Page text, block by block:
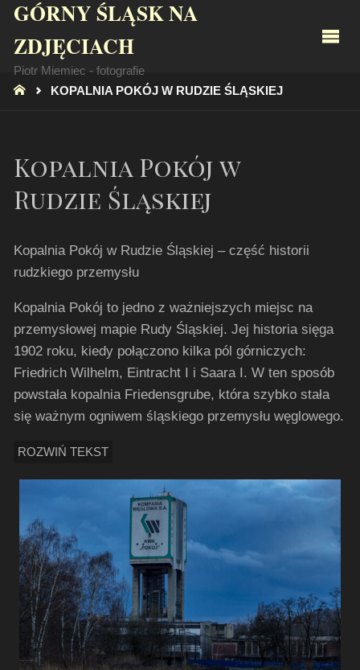
GÓRNY ŚLĄSK NA
ZDJĘCIACH
Piotr Miemiec - fotografie
STRONA
KOPALNIA POKÓJ W RUDZIE ŚLĄSKIEJ
Kopalnia Pokój w
Rudzie Śląskiej
Kopalnia Pokój w Rudzie Śląskiej – część historii
rudzkiego przemysłu
Kopalnia Pokój to jedno z ważniejszych miejsc na
przemysłowej mapie Rudy Śląskiej. Jej historia sięga
1902 roku, kiedy połączono kilka pól górniczych:
Friedrich Wilhelm, Eintracht I i Saara I. W ten sposób
powstała kopalnia Friedensgrube, która szybko stała
się ważnym ogniwem śląskiego przemysłu węglowego.
ROZWIŃ TEKST